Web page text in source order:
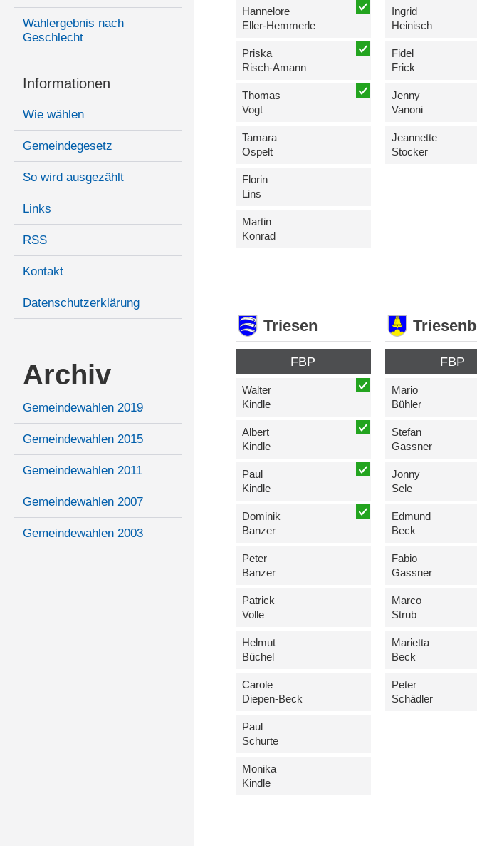
Wahlergebnis nach
Geschlecht
Informationen
Wie wählen
Gemeindegesetz
So wird ausgezählt
Links
RSS
Kontakt
Datenschutzerklärung
Archiv
Gemeindewahlen 2019
Gemeindewahlen 2015
Gemeindewahlen 2011
Gemeindewahlen 2007
Gemeindewahlen 2003
Hannelore
Eller-Hemmerle
Priska
Risch-Amann
Thomas
Vogt
Tamara
Ospelt
Florin
Lins
Martin
Konrad
Ingrid
Heinisch
Fidel
Frick
Jenny
Vanoni
Jeannette
Stocker
Triesen
FBP
Walter
Kindle
Albert
Kindle
Paul
Kindle
Dominik
Banzer
Peter
Banzer
Patrick
Volle
Helmut
Büchel
Carole
Diepen-Beck
Paul
Schurte
Monika
Kindle
FBP
Mario
Bühler
Stefan
Gassner
Jonny
Sele
Edmund
Beck
Fabio
Gassner
Marco
Strub
Marietta
Beck
Peter
Schädler